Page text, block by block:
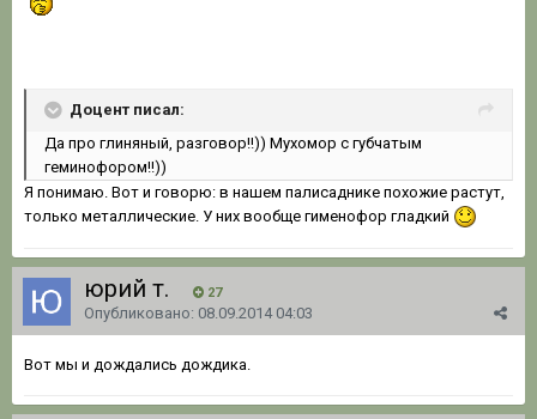
Доцент писал:
Да про глиняный, разговор!!)) Мухомор с губчатым
геминофором!!))
Я понимаю. Вот и говорю: в нашем палисаднике похожие растут,
только металлические. У них вообще гименофор гладкий
юрий т. 27
Опубликовано: 08.09.2014 04:03
Вот мы и дождались дождика.